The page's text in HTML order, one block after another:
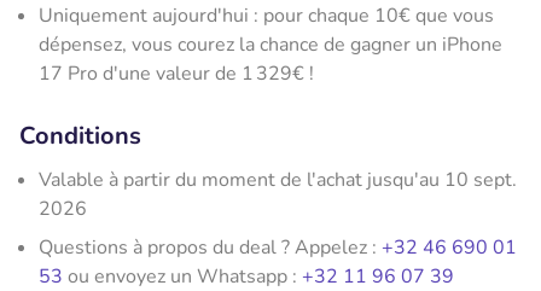
Uniquement aujourd'hui : pour chaque 10€ que vous
dépensez, vous courez la chance de gagner un iPhone
17 Pro d'une valeur de 1 329€ !
Conditions
Valable à partir du moment de l'achat jusqu'au 10 sept.
2026
Questions à propos du deal ? Appelez : +32 46 690 01
53 ou envoyez un Whatsapp : +32 11 96 07 39